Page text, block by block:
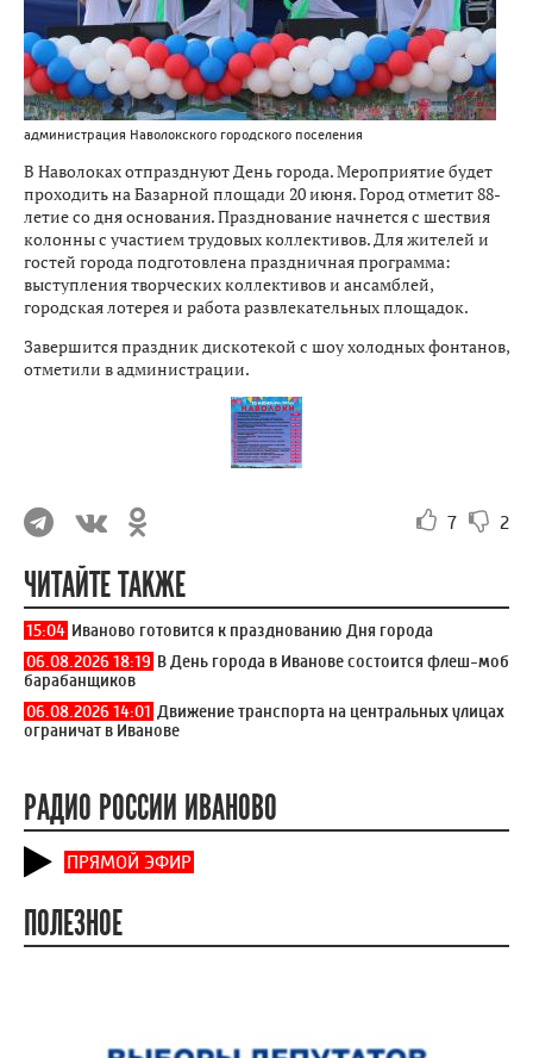
администрация Наволокского городского поселения
В Наволоках отпразднуют День города. Мероприятие будет
проходить на Базарной площади 20 июня. Город отметит 88-
летие со дня основания. Празднование начнется с шествия
колонны с участием трудовых коллективов. Для жителей и
гостей города подготовлена праздничная программа:
выступления творческих коллективов и ансамблей,
городская лотерея и работа развлекательных площадок.
Завершится праздник дискотекой с шоу холодных фонтанов,
отметили в администрации.
7 2
ЧИТАЙТЕ ТАКЖЕ
15:04 Иваново готовится к празднованию Дня города
06.08.2026 18:19 В День города в Иванове состоится флеш-моб
барабанщиков
06.08.2026 14:01 Движение транспорта на центральных улицах
ограничат в Иванове
РАДИО РОССИИ ИВАНОВО
ПРЯМОЙ ЭФИР
ПОЛЕЗНОЕ